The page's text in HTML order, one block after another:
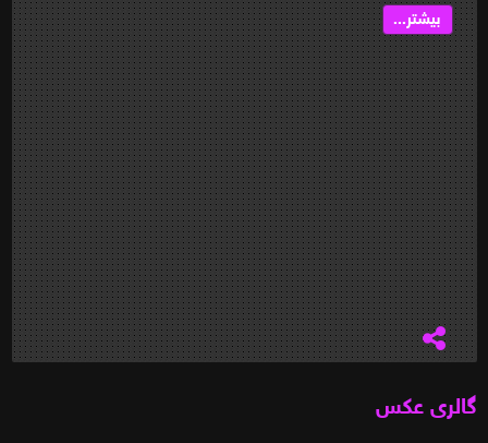
بیشتر...
گالری عکس